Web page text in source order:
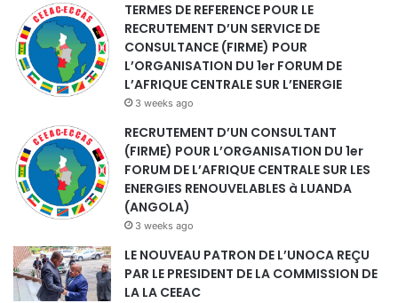
TERMES DE REFERENCE POUR LE
RECRUTEMENT D’UN SERVICE DE
CONSULTANCE (FIRME) POUR
L’ORGANISATION DU 1er FORUM DE
L’AFRIQUE CENTRALE SUR L’ENERGIE
3 weeks ago
RECRUTEMENT D’UN CONSULTANT
(FIRME) POUR L’ORGANISATION DU 1er
FORUM DE L’AFRIQUE CENTRALE SUR LES
ENERGIES RENOUVELABLES à LUANDA
(ANGOLA)
3 weeks ago
LE NOUVEAU PATRON DE L’UNOCA REÇU
PAR LE PRESIDENT DE LA COMMISSION DE
LA LA CEEAC